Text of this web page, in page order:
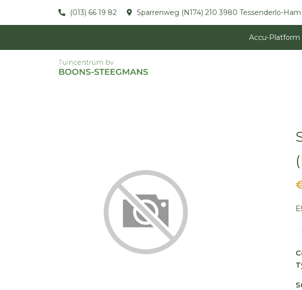
(013) 66 19 82 Sparrenweg (N174) 210 3980 Tessenderlo-Ham
Accu-Platform